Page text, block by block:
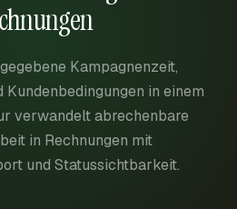
Kampagnenzeit,
Kundenbedingungen in einem
verwandelt abrechenbare
in Rechnungen mit
und Statussichtbarkeit.